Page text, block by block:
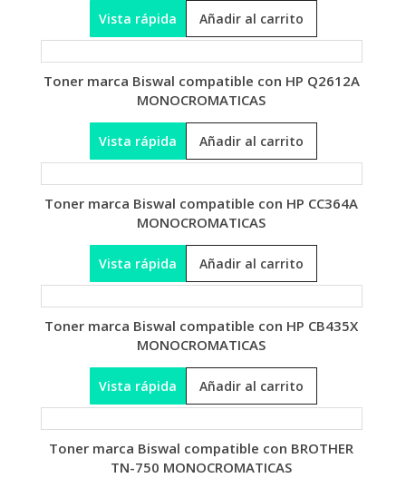
Añadir al carrito
Vista rápida
Toner marca Biswal compatible con HP Q2612A
MONOCROMATICAS
Añadir al carrito
Vista rápida
Toner marca Biswal compatible con HP CC364A
MONOCROMATICAS
Añadir al carrito
Vista rápida
Toner marca Biswal compatible con HP CB435X
MONOCROMATICAS
Añadir al carrito
Vista rápida
Toner marca Biswal compatible con BROTHER
TN-750 MONOCROMATICAS